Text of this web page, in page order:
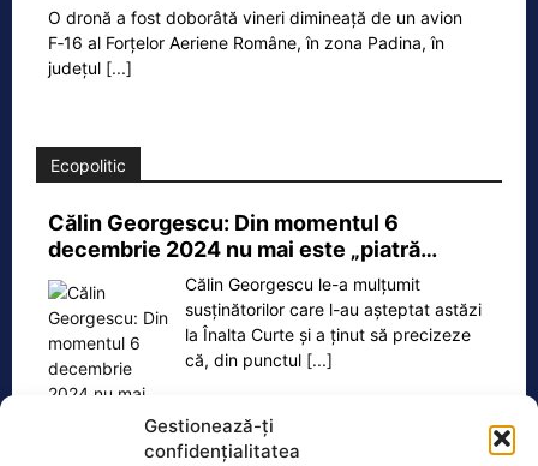
Gestionează-ți
confidențialitatea
O dronă a fost doborâtă vineri dimineață de un avion
F‑16 al Forțelor Aeriene Române, în zona Padina, în
județul [...]
Ecopolitic
Călin Georgescu: Din momentul 6
decembrie 2024 nu mai este „piatră…
Călin Georgescu le-a mulțumit
susținătorilor care l-au așteptat astăzi
la Înalta Curte și a ținut să precizeze
că, din punctul [...]